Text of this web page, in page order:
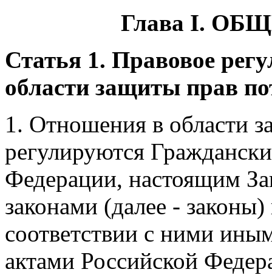
Глава I.
Статья 1. Правовое
области защиты прав
1. Отношения в области
регулируются
Федерации, настоящим
законами (далее -
соответствии с ними
актами Российской